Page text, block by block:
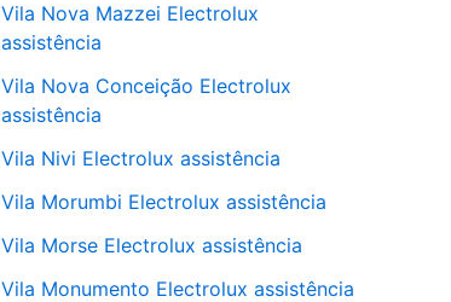
Vila Nova Mazzei Electrolux
assistência
Vila Nova Conceição Electrolux
assistência
Vila Nivi Electrolux assistência
Vila Morumbi Electrolux assistência
Vila Morse Electrolux assistência
Vila Monumento Electrolux assistência